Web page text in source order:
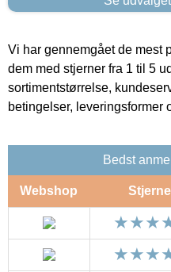
Vi har gennemgået de mest
dem med stjerner fra 1 til 5
sortimentstørrelse,
betingelser, leveringsformer
Bedst
Webshop